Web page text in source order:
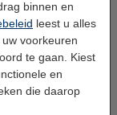
binnen en
leest u alles
voorkeuren
te gaan. Kiest
en
die daarop
in borstelhaar
bestaan uit
Mexilon. Door
meer geschikt
en toiletborstels
grondig te